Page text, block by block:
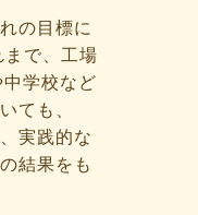
の目標に
で、工場
学校など
ても、
実践的な
結果をも